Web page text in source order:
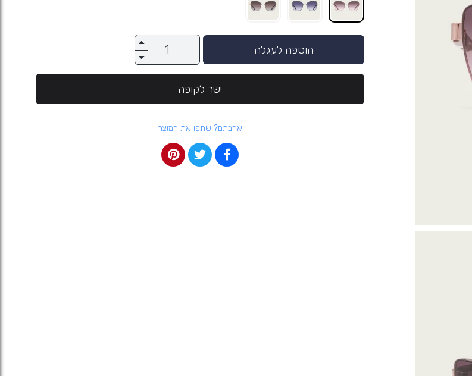
הוספה לעגלה
ישר לקופה
אהבתם? שתפו את המוצר